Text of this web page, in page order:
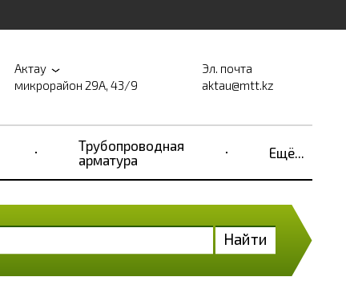
Актау
микрорайон 29А, 43/9
Эл. почта
aktau@mtt.kz
Трубопроводная
арматура
Ещё...
Найти